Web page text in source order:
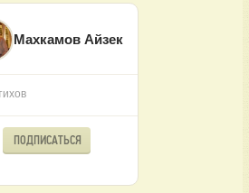
Махкамов Айзек
ПОДПИСАТЬСЯ